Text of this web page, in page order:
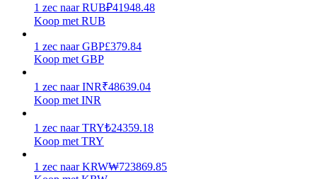
Verdien dagelijks competitieve beloningen
1 zec naar RUB₽41948.48
Koop met RUB
1 zec naar GBP£379.84
Koop met GBP
1 zec naar INR₹48639.04
Koop met INR
1 zec naar TRY₺24359.18
Koop met TRY
1 zec naar KRW₩723869.85